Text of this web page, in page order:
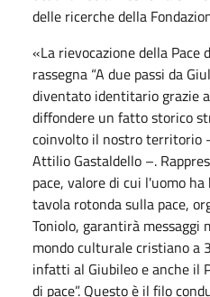
delle ricerche della
«La rievocazione della Pace
rassegna “A due passi da
diventato identitario grazie
diffondere un fatto storico
coinvolto il nostro territorio
Attilio Gastaldello –.
pace, valore di cui l'uomo ha
tavola rotonda sulla pace,
Toniolo, garantirà
mondo culturale cristiano a
infatti al Giubileo e anche il
di pace”. Questo è il filo